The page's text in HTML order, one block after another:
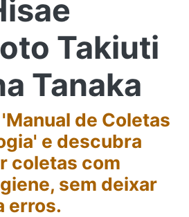
Takiuti
Tanaka
de Coletas
e descubra
coletas com
sem deixar
erros.